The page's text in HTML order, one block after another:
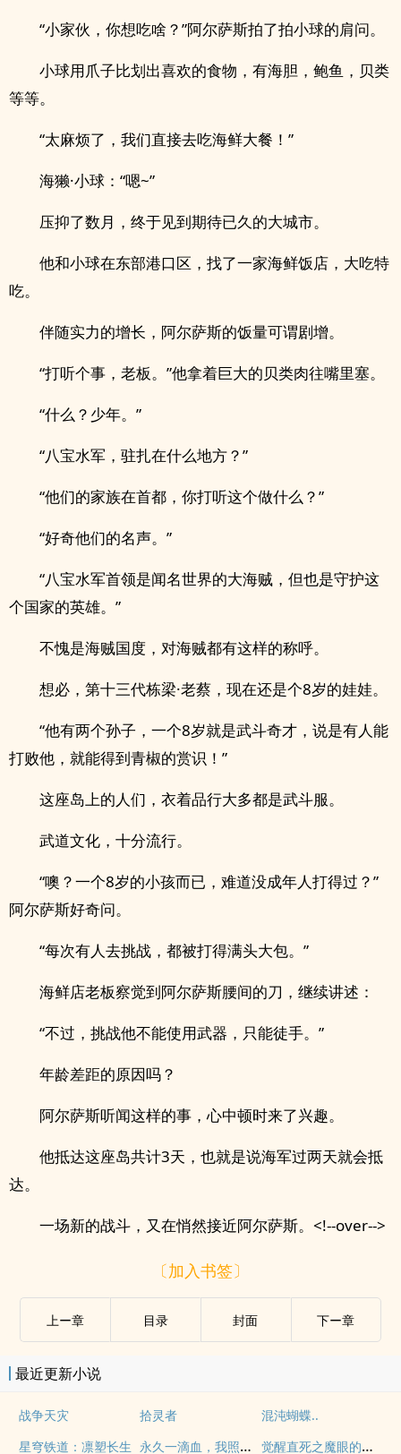
“小家伙，你想吃啥？”阿尔萨斯拍了拍小球的肩问。
小球用爪子比划出喜欢的食物，有海胆，鲍鱼，贝类
等等。
“太麻烦了，我们直接去吃海鲜大餐！”
海獭·小球：“嗯~”
压抑了数月，终于见到期待已久的大城市。
他和小球在东部港口区，找了一家海鲜饭店，大吃特
吃。
伴随实力的增长，阿尔萨斯的饭量可谓剧增。
“打听个事，老板。”他拿着巨大的贝类肉往嘴里塞。
“什么？少年。”
“八宝水军，驻扎在什么地方？”
“他们的家族在首都，你打听这个做什么？”
“好奇他们的名声。”
“八宝水军首领是闻名世界的大海贼，但也是守护这
个国家的英雄。”
不愧是海贼国度，对海贼都有这样的称呼。
想必，第十三代栋梁·老蔡，现在还是个8岁的娃娃。
“他有两个孙子，一个8岁就是武斗奇才，说是有人能
打败他，就能得到青椒的赏识！”
这座岛上的人们，衣着品行大多都是武斗服。
武道文化，十分流行。
“噢？一个8岁的小孩而已，难道没成年人打得过？”
阿尔萨斯好奇问。
“每次有人去挑战，都被打得满头大包。”
海鲜店老板察觉到阿尔萨斯腰间的刀，继续讲述：
“不过，挑战他不能使用武器，只能徒手。”
年龄差距的原因吗？
阿尔萨斯听闻这样的事，心中顿时来了兴趣。
他抵达这座岛共计3天，也就是说海军过两天就会抵
达。
一场新的战斗，又在悄然接近阿尔萨斯。<!--over-->
〔加入书签〕
上ー章 目录 封面 下ー章
最近更新小说
战争天灾 拾灵者
混沌蝴蝶..
星穹铁道：凛塑长生
永久一滴血，我照样无敌于世！ 觉醒直死之魔眼的我在超神学院